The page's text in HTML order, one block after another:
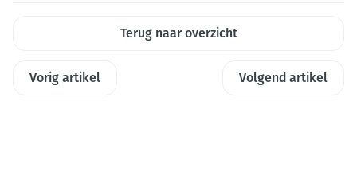
Terug naar overzicht
Vorig artikel Volgend artikel